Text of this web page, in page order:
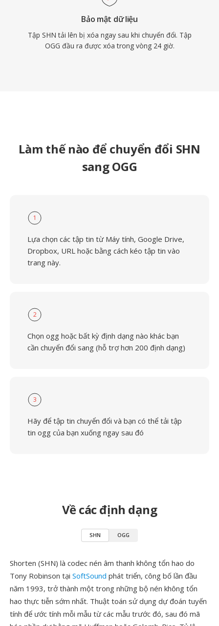
Bảo mật dữ liệu
Tập SHN tải lên bị xóa ngay sau khi chuyển đổi. Tập
OGG đầu ra được xóa trong vòng 24 giờ.
Làm thế nào để chuyển đổi SHN
sang OGG
1
Lựa chọn các tập tin từ Máy tính, Google Drive,
Dropbox, URL hoặc bằng cách kéo tập tin vào
trang này.
2
Chọn ogg hoặc bất kỳ định dạng nào khác bạn
cần chuyển đổi sang (hỗ trợ hơn 200 định dạng)
3
Hãy để tập tin chuyển đổi và bạn có thể tải tập
tin ogg của bạn xuống ngay sau đó
Về các định dạng
SHN OGG
Shorten (SHN) là codec nén âm thanh không tổn hao do
Tony Robinson tại SoftSound phát triển, công bố lần đầu
năm 1993, trở thành một trong những bộ nén không tổn
hao thực tiễn sớm nhất. Thuật toán sử dụng dự đoán tuyến
tính để ước tính mỗi mẫu từ các mẫu trước đó, sau đó mã